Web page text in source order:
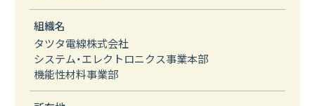
組織名
タツタ電線株式会社
システム・エレクトロニクス事業本部
機能性材料事業部